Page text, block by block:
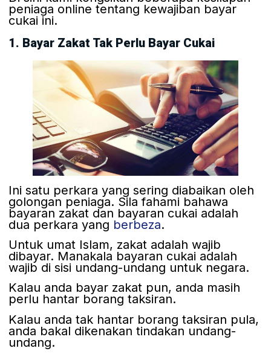
peniaga online tentang kewajiban bayar
cukai ini.
1. Bayar Zakat Tak Perlu Bayar Cukai
Ini satu perkara yang sering diabaikan oleh
golongan peniaga. Sila fahami bahawa
bayaran zakat dan bayaran cukai adalah
dua perkara yang berbeza.
Untuk umat Islam, zakat adalah wajib
dibayar. Manakala bayaran cukai adalah
wajib di sisi undang-undang untuk negara.
Kalau anda bayar zakat pun, anda masih
perlu hantar borang taksiran.
Kalau anda tak hantar borang taksiran pula,
anda bakal dikenakan tindakan undang-
undang.